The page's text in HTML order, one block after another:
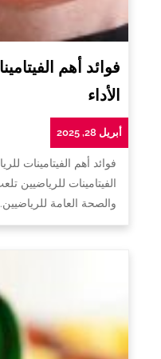
فوائد أهم
الأداء
أبريل 28, 2025
فوائد أهم الفيتامينات
الفيتامينات للرياضيين
والصحة العامة